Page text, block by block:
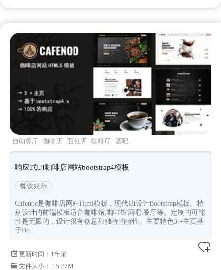
自助餐厅 咖啡店 面包店 咖啡厅 酒吧
响应式UI咖啡店网站bootstrap4模板
餐饮娱乐
Cafenod是咖啡店网站Html模板，现代UI设计Bootstrap模板。特
别设计的前端模板适合咖啡馆,咖啡馆酒吧,餐厅等。定制的可能
性是无限的，设计很有创意和独特的特性。主要特色3 +主页基
于Bo...
更新时间： 1年前
文件大小： 15.27M